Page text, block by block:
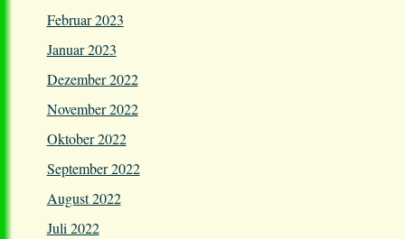
Februar 2023
Januar 2023
Dezember 2022
November 2022
Oktober 2022
September 2022
August 2022
Juli 2022